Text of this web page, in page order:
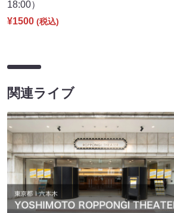
18:00）
¥1500 (税込)
関連ライブ